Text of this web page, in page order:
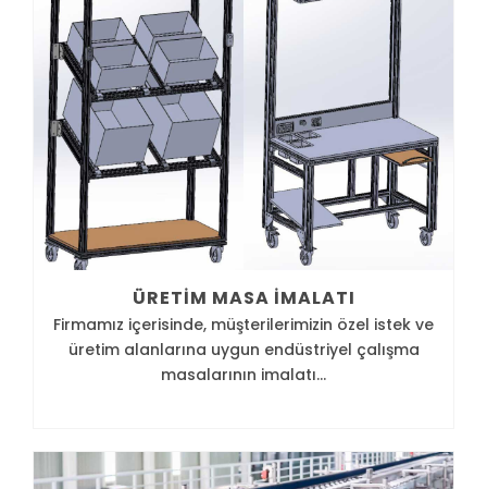
ÜRETIM MASA İMALATI
Firmamız içerisinde, müşterilerimizin özel istek ve
üretim alanlarına uygun endüstriyel çalışma
masalarının imalatı...